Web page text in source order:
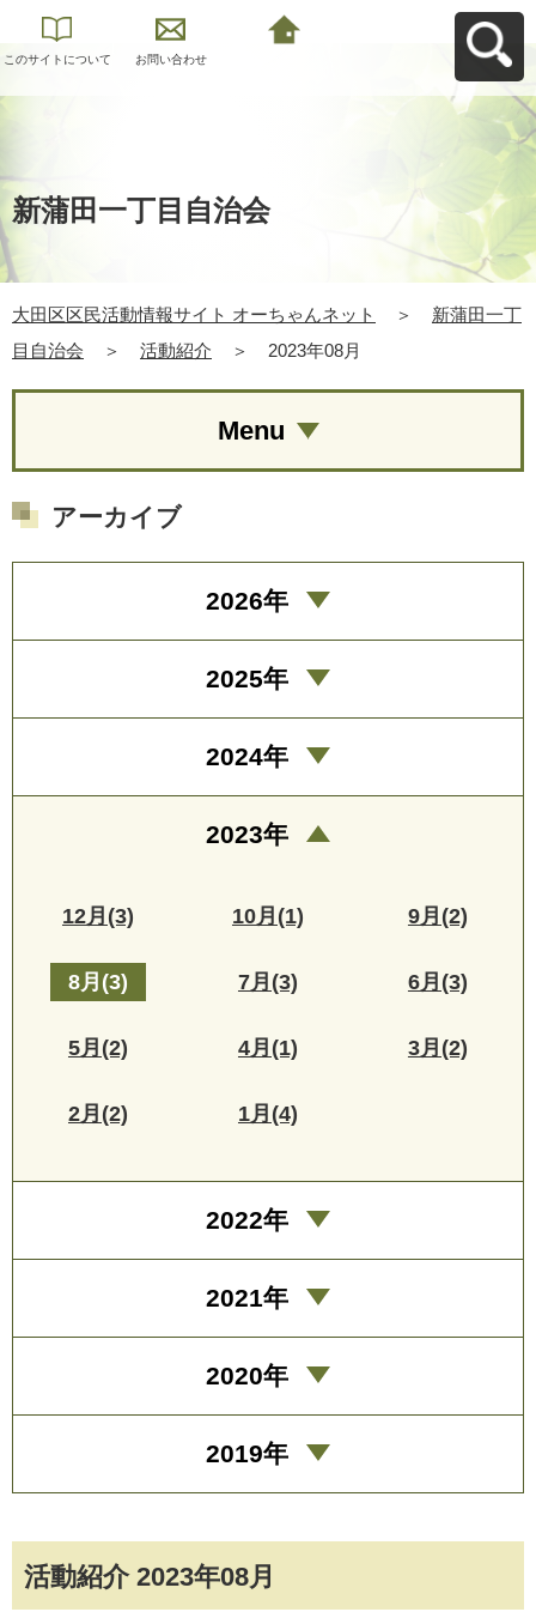
このサイトについて お問い合わせ
新蒲田一丁目自治会
大田区区民活動情報サイト オーちゃんネット ＞
新蒲田一丁
目自治会
＞ 活動紹介 ＞ 2023年08月
活動紹介 2023年08月
Menu
アーカイブ
2026年
2025年
2024年
2023年
12月(3) 10月(1) 9月(2)
8月(3) 7月(3) 6月(3)
5月(2) 4月(1) 3月(2)
2月(2) 1月(4)
2022年
2021年
2020年
2019年